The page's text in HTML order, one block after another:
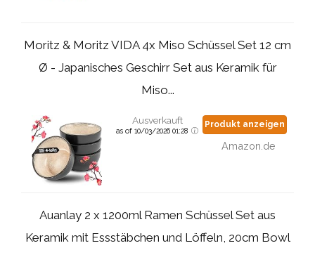
Moritz & Moritz VIDA 4x Miso Schüssel Set 12 cm
Ø - Japanisches Geschirr Set aus Keramik für
Miso...
Ausverkauft
as of 10/03/2026 01:28
Produkt anzeigen
Amazon.de
Auanlay 2 x 1200ml Ramen Schüssel Set aus
Keramik mit Essstäbchen und Löffeln, 20cm Bowl